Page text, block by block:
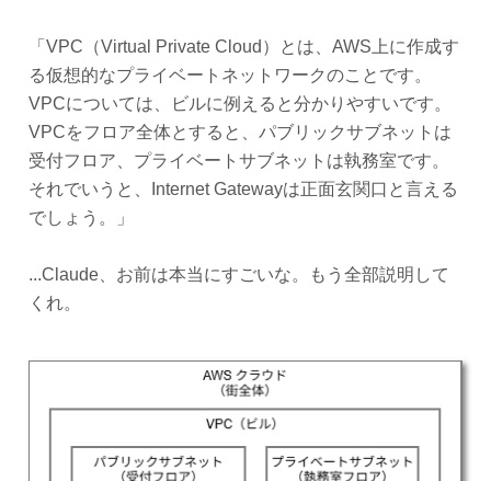
「VPC（Virtual Private Cloud）とは、AWS上に作成す
る仮想的なプライベートネットワークのことです。
VPCについては、ビルに例えると分かりやすいです。
VPCをフロア全体とすると、パブリックサブネットは
受付フロア、プライベートサブネットは執務室です。
それでいうと、Internet Gatewayは正面玄関口と言える
でしょう。」
...Claude、お前は本当にすごいな。もう全部説明して
くれ。